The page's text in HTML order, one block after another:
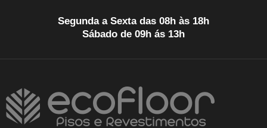
Segunda a Sexta das 08h às 18h
Sábado de 09h ás 13h